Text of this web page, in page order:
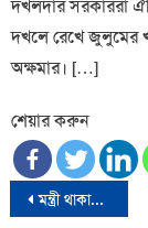
দখলদার সরকাররা
দখলে রেখে জুলুমের
অক্ষমার। […]
শেয়ার করুন
Post
মন্ত্রী থাকাকালীন এক টাকাও চুরি করিনি: সাবেক ভূমিমন্ত্রী